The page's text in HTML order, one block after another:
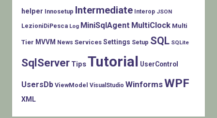
helper Innosetup Intermediate Interop JSON
LezioniDiPesca Log MiniSqlAgent MultiClock Multi
Tier MVVM News Services Settings Setup SQL SQLite
SqlServer TipsTutorial UserControl
UsersDb ViewModel VisualStudio WinformsWPF
XML